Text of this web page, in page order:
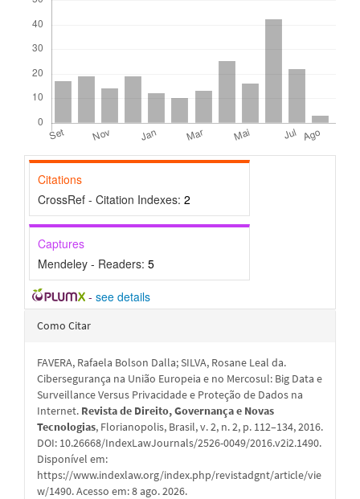
Citations
CrossRef - Citation Indexes: 2
Captures
Mendeley - Readers: 5
- see details
Detalhes
artigo
Como Citar
FAVERA, Rafaela Bolson Dalla; SILVA, Rosane Leal da.
Cibersegurança na União Europeia e no Mercosul: Big Data e
Surveillance Versus Privacidade e Proteção de Dados na
Internet. Revista de Direito, Governança e Novas
Tecnologias, Florianopolis, Brasil, v. 2, n. 2, p. 112–134, 2016.
DOI: 10.26668/IndexLawJournals/2526-0049/2016.v2i2.1490.
Disponível em:
https://www.indexlaw.org/index.php/revistadgnt/article/vie
w/1490. Acesso em: 8 ago. 2026.